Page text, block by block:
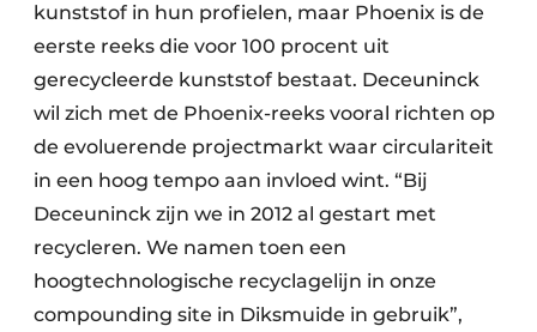
kunststof in hun profielen, maar Phoenix is de
eerste reeks die voor 100 procent uit
gerecycleerde kunststof bestaat. Deceuninck
wil zich met de Phoenix-reeks vooral richten op
de evoluerende projectmarkt waar circulariteit
in een hoog tempo aan invloed wint. “Bij
Deceuninck zijn we in 2012 al gestart met
recycleren. We namen toen een
hoogtechnologische recyclagelijn in onze
compounding site in Diksmuide in gebruik”,